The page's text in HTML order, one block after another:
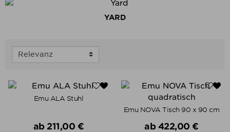
YARD
Emu ALA Stuhl
Verkaufspreis
ab 211,00 €
Emu NOVA Tisch 90 x 90 cm
Verkaufspreis
ab 422,00 €